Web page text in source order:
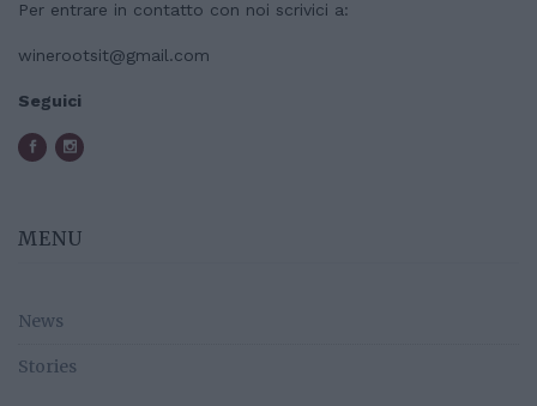
Per entrare in contatto con noi scrivici a:
winerootsit@gmail.com
Seguici
MENU
News
Stories